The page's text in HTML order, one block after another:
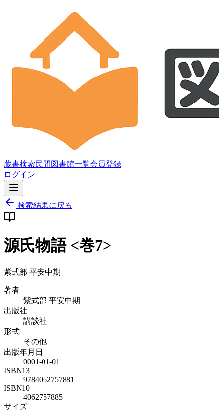
蔵書検索民間図書館一覧会員登録
ログイン
検索結果に戻る
源氏物語 <巻7>
紫式部 平安中期
著者
紫式部 平安中期
出版社
講談社
形式
その他
出版年月日
0001-01-01
ISBN13
9784062757881
ISBN10
4062757885
サイズ